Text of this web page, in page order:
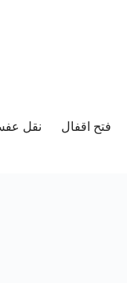
فتح اقفال نقل